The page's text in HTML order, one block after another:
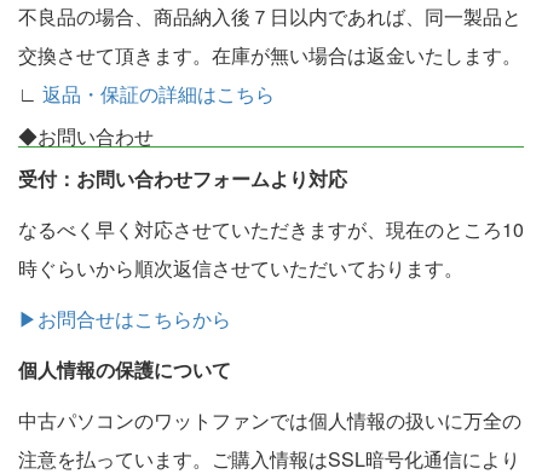
不良品の場合、商品納入後７日以内であれば、同一製品と
交換させて頂きます。在庫が無い場合は返金いたします。
∟ 返品・保証の詳細はこちら
◆お問い合わせ
受付：お問い合わせフォームより対応
なるべく早く対応させていただきますが、現在のところ10
時ぐらいから順次返信させていただいております。
▶お問合せはこちらから
個人情報の保護について
中古パソコンのワットファンでは個人情報の扱いに万全の
注意を払っています。ご購入情報はSSL暗号化通信により